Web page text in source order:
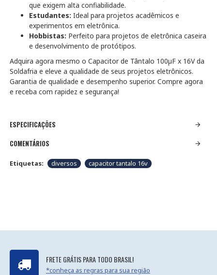
que exigem alta confiabilidade.
Estudantes: Ideal para projetos acadêmicos e
experimentos em eletrônica.
Hobbistas: Perfeito para projetos de eletrônica caseira
e desenvolvimento de protótipos.
Adquira agora mesmo o Capacitor de Tântalo 100µF x 16V da
Soldafria e eleve a qualidade de seus projetos eletrônicos.
Garantia de qualidade e desempenho superior. Compre agora
e receba com rapidez e segurança!
ESPECIFICAÇÕES
COMENTÁRIOS
Etiquetas: diversos capacitor tantalo 16v
FRETE GRÁTIS PARA TODO BRASIL!
*conheça as regras para sua região